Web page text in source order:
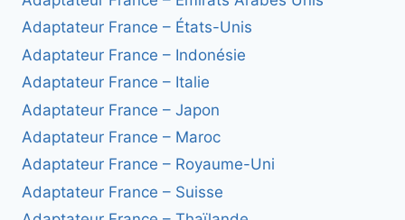
Adaptateur France – États-Unis
Adaptateur France – Indonésie
Adaptateur France – Italie
Adaptateur France – Japon
Adaptateur France – Maroc
Adaptateur France – Royaume-Uni
Adaptateur France – Suisse